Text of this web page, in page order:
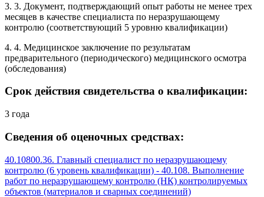
3. 3. Документ, подтверждающий опыт работы не менее трех
месяцев в качестве специалиста по неразрушающему
контролю (соответствующий 5 уровню квалификации)
4. 4. Медицинское заключение по результатам
предварительного (периодического) медицинского осмотра
(обследования)
Срок действия свидетельства о квалификации:
3 года
Сведения об оценочных средствах:
40.10800.36. Главный специалист по неразрушающему
контролю (6 уровень квалификации) - 40.108. Выполнение
работ по неразрушающему контролю (НК) контролируемых
объектов (материалов и сварных соединений)